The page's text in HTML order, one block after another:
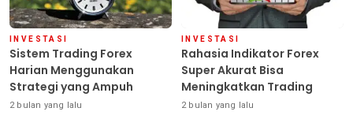
INVESTASI
Sistem Trading Forex
Harian Menggunakan
Strategi yang Ampuh
2 bulan yang lalu
INVESTASI
Rahasia Indikator Forex
Super Akurat Bisa
Meningkatkan Trading
2 bulan yang lalu